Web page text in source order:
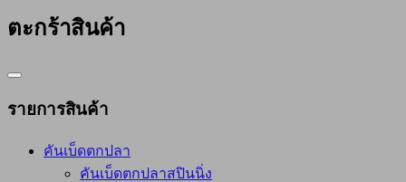
ตะกร้าสินค้า
Catalog
รายการสินค้า
คันเบ็ดตกปลา
คันเบ็ดตกปลาสปินนิ่ง